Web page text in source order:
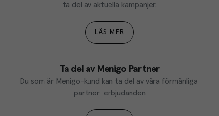
ta del av aktuella kampanjer.
LÄS MER
Ta del av Menigo Partner
Du som är Menigo-kund kan ta del av våra förmånliga
partner-erbjudanden